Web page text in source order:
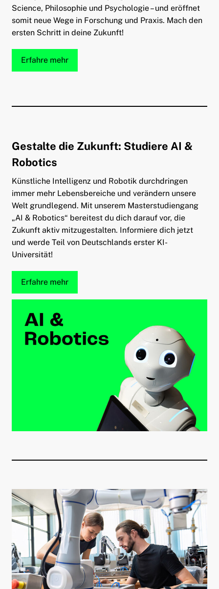
Science, Philosophie und Psychologie – und eröffnet
somit neue Wege in Forschung und Praxis. Mach den
ersten Schritt in deine Zukunft!
Erfahre mehr
Gestalte die Zukunft: Studiere AI &
Robotics
Künstliche Intelligenz und Robotik durchdringen
immer mehr Lebensbereiche und verändern unsere
Welt grundlegend. Mit unserem Masterstudiengang
„AI & Robotics“ bereitest du dich darauf vor, die
Zukunft aktiv mitzugestalten. Informiere dich jetzt
und werde Teil von Deutschlands erster KI-
Universität!
Erfahre mehr